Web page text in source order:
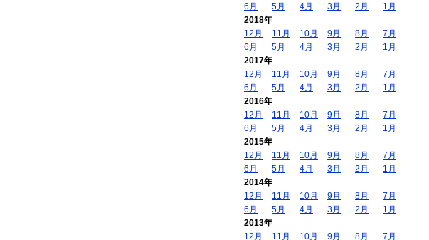
6月
5月 4月 3月 2月
1月
2018年
12月
11月 10月 9月 8月
7月
6月
5月 4月 3月 2月
1月
2017年
12月
11月 10月 9月 8月
7月
6月
5月 4月 3月 2月
1月
2016年
12月
11月 10月 9月 8月
7月
6月
5月 4月 3月 2月
1月
2015年
12月
11月 10月 9月 8月
7月
6月
5月 4月 3月 2月
1月
2014年
12月
11月 10月 9月 8月
7月
6月
5月 4月 3月 2月
1月
2013年
12月
11月 10月 9月 8月 7月